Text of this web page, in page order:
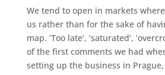
We tend to open in markets
us rather than for the sake of
map. ‘Too late’, ‘saturated’,
of the first comments we had
setting up the business in